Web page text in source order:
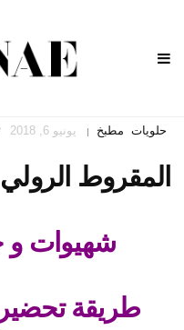
حلويات مطبخ | يونيو 6, 2018
المقروط الرولي
شهيوات و
طريقة